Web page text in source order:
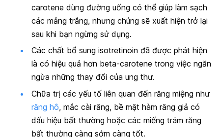
carotene dùng đường uống có thể giúp làm sạch
các mảng trắng, nhưng chúng sẽ xuất hiện trở lại
sau khi bạn ngừng sử dụng.
Các chất bổ sung isotretinoin đã được phát hiện
là có hiệu quả hơn beta-carotene trong việc ngăn
ngừa những thay đổi của ung thư.
Chữa trị các yếu tố liên quan đến răng miệng như
răng hô, mắc cài răng, bề mặt hàm răng giả có
dấu hiệu bất thường hoặc các miếng trám răng
bất thường càng sớm càng tốt.